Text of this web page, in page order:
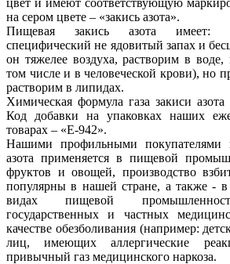
на сером цвете – «закись азота».
Пищевая закись азота имеет:
специфический не ядовитый запах и
он тяжелее воздуха, растворим в
том числе и в человеческой крови), но
растворим в липидах.
Химическая формула газа закиси
Код добавки на упаковках наших
товарах – «Е-942».
Нашими профильными покупателями
азота применяется в пищевой
фруктов и овощей, производство
популярны в нашей стране, а также -
видах пищевой
государственных и частных
качестве обезболивания (например:
лиц, имеющих аллергические
привычный газ медицинского наркоза.